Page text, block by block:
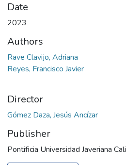
Date
2023
Authors
Rave Clavijo, Adriana
Reyes, Francisco Javier
Director
Gómez Daza, Jesús Ancízar
Publisher
Pontificia Universidad Javeriana Cali